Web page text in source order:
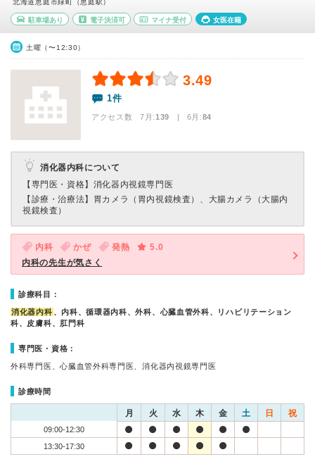
北海道恵庭市緑町（恵庭駅）
駐車場あり 電子決済可 マイナ受付 女医在籍
土曜（〜12:30）
3.49
1件
アクセス数 7月:139 | 6月:84
消化器内科について
【専門医・資格】 消化器内視鏡専門医
【診療・治療法】 胃カメラ（胃内視鏡検査）、大腸カメラ（大腸内
視鏡検査）
内科 かぜ 発熱
5.0
内科の先生が気さく
診療科目：
消化器内科 、内科、循環器内科、外科、心臓血管外科、リハビリテーション
科、皮膚科、肛門科
専門医・資格：
外科専門医、心臓血管外科専門医、消化器内視鏡専門医
診療時間
月 火 水 木 金 土 日 祝
09:00-12:30
13:30-17:30